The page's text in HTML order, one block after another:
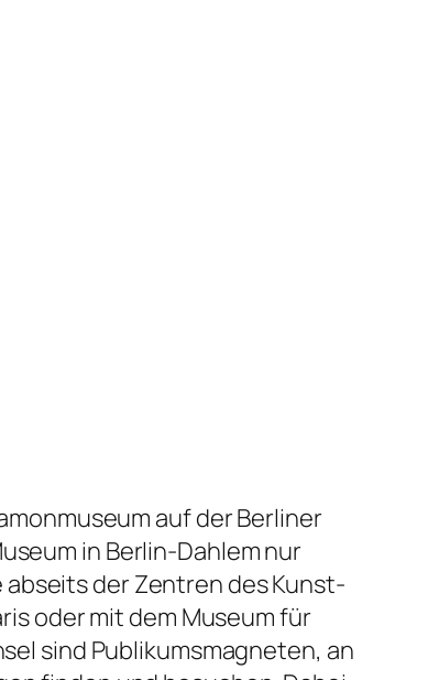
auf der Berliner
in Berlin-Dahlem nur
abseits der Zentren des Kunst-
oder mit dem Museum für
sind Publikumsmagneten, an